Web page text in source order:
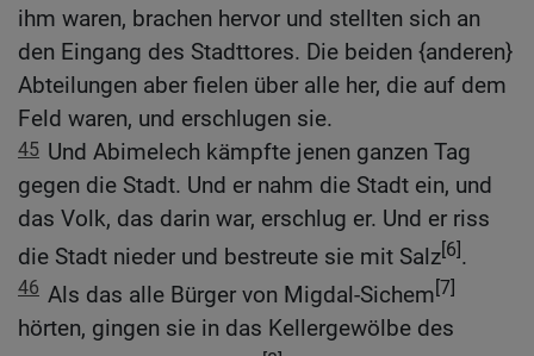
ihm waren, brachen hervor und stellten sich an
den Eingang des Stadttores. Die beiden {anderen}
Abteilungen aber fielen über alle her, die auf dem
Feld waren, und erschlugen sie.
45 Und Abimelech kämpfte jenen ganzen Tag
gegen die Stadt. Und er nahm die Stadt ein, und
das Volk, das darin war, erschlug er. Und er riss
die Stadt nieder und bestreute sie mit Salz[6].
46 Als das alle Bürger von Migdal-Sichem[7]
hörten, gingen sie in das Kellergewölbe des